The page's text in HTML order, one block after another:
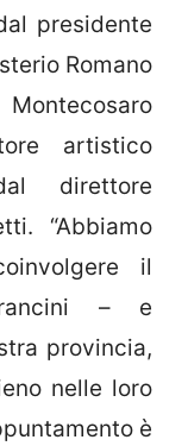
presidente
Romano
artistico
direttore
“Abbiamo
il
– e
provincia,
nelle loro
è